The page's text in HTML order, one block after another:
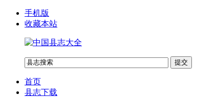
手机版
收藏本站
首页
县志下载